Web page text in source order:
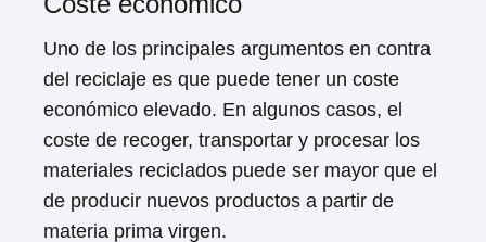
Uno de los principales argumentos en contra
del reciclaje es que puede tener un coste
económico elevado. En algunos casos, el
coste de recoger, transportar y procesar los
materiales reciclados puede ser mayor que el
de producir nuevos productos a partir de
materia prima virgen.